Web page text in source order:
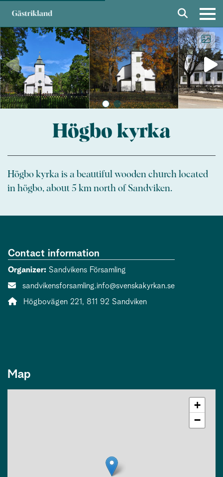
Högbo kyrka
Högbo kyrka is a beautiful wooden church located
in högbo, about 5 km north of Sandviken.
Contact information
Organizer: Sandvikens Församling
Contact person email:
sandvikensforsamling.info@svenskakyrkan.se
Address:
Högbovägen 221, 811 92 Sandviken
Map
+
−